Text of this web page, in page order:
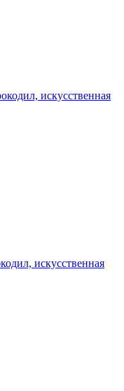
искусственная
искусственная